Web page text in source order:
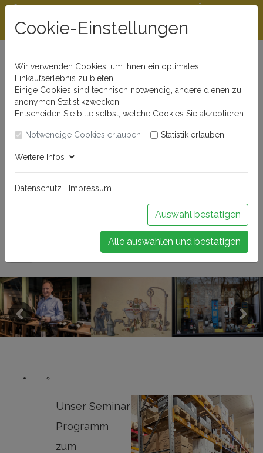
Beratungshotline
0721 - 830 777 0
Rabattstaffeln ab
300 €
Öffnungszeiten
Buchen Sie Ihr Weinseminar!
Previous Next
Unser Seminar
Programm
zum
Cookie-Einstellungen
Wir verwenden Cookies, um Ihnen ein optimales
Einkaufserlebnis zu bieten.
Einige Cookies sind technisch notwendig, andere dienen zu
anonymen Statistikzwecken.
Entscheiden Sie bitte selbst, welche Cookies Sie akzeptieren.
Notwendige Cookies erlauben Statistik erlauben
Weitere Infos
Datenschutz Impressum
Auswahl bestätigen
Alle auswählen und bestätigen